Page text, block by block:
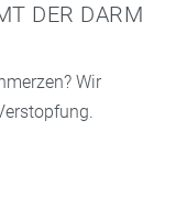
DER DARM
Wir